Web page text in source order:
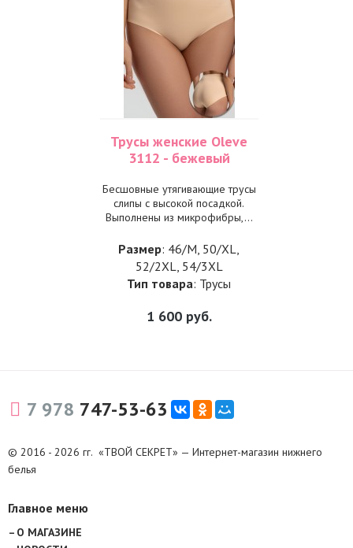
Трусы женские Oleve
3112 - бежевый
Бесшовные утягивающие трусы
слипы с высокой посадкой.
Выполнены из микрофибры,...
Размер: 46/M, 50/XL,
52/2XL, 54/3XL
Тип товара: Трусы
1 600руб.
7 978 747-53-63
© 2016 - 2026 гг. «ТВОЙ СЕКРЕТ» — Интернет-магазин нижнего
белья
Главное меню
О МАГАЗИНЕ